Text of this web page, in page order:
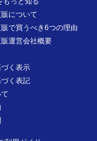
について
で買うべき6つの理由
運営会社概要
く表示
く表記